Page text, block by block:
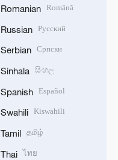
Romanian Română
Russian Русский
Serbian Српски
Sinhala සිංහල
Spanish Español
Swahili Kiswahili
Tamil தமிழ்
Thai ไทย